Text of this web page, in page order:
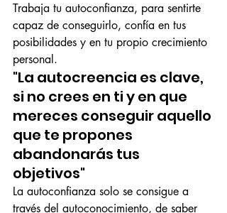
Trabaja tu autoconfianza, para sentirte
capaz de conseguirlo, confía en tus
posibilidades y en tu propio crecimiento
personal.
"La autocreencia es clave,
si no crees en ti y en que
mereces conseguir aquello
que te propones
abandonarás tus
objetivos"
La autoconfianza solo se consigue a
través del autoconocimiento, de saber